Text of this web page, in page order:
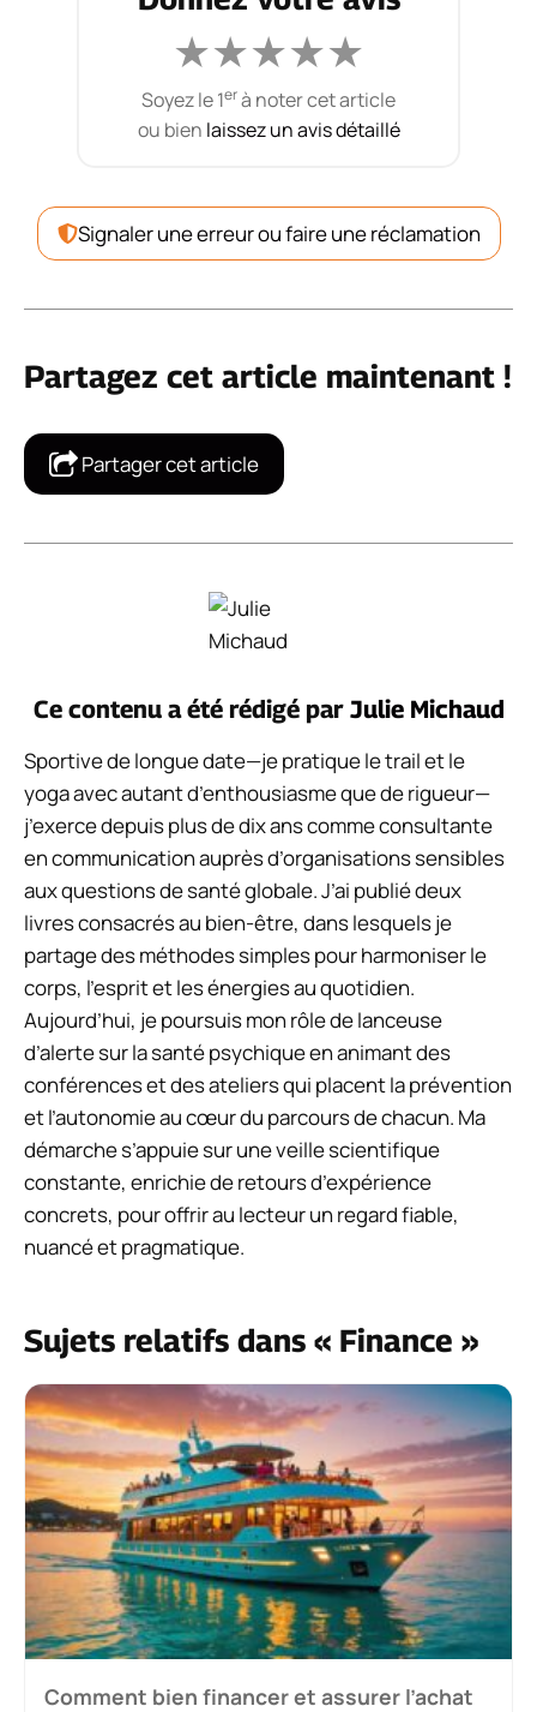
★★★★★
Soyez le 1erà noter cet article
ou bien laissez un avis détaillé
Signaler une erreur ou faire une réclamation
Partagez cet article maintenant !
Partager cet article
Ce contenu a été rédigé par Julie Michaud
Sportive de longue date—je pratique le trail et le
yoga avec autant d’enthousiasme que de rigueur—
j’exerce depuis plus de dix ans comme consultante
en communication auprès d’organisations sensibles
aux questions de santé globale. J’ai publié deux
livres consacrés au bien-être, dans lesquels je
partage des méthodes simples pour harmoniser le
corps, l’esprit et les énergies au quotidien.
Aujourd’hui, je poursuis mon rôle de lanceuse
d’alerte sur la santé psychique en animant des
conférences et des ateliers qui placent la prévention
et l’autonomie au cœur du parcours de chacun. Ma
démarche s’appuie sur une veille scientifique
constante, enrichie de retours d’expérience
concrets, pour offrir au lecteur un regard fiable,
nuancé et pragmatique.
Sujets relatifs dans « Finance »
Comment bien financer et assurer l’achat